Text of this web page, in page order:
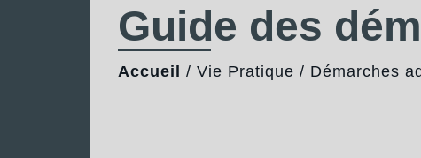
Guide des
Accueil / Vie Pratique / Démarches